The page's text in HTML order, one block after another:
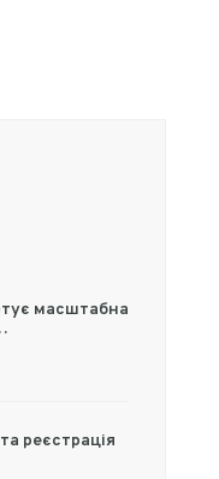
масштабна
реєстрація